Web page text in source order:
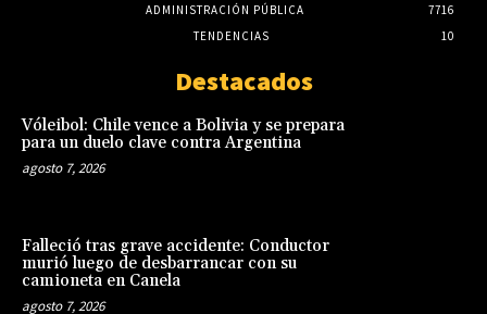
ADMINISTRACIÓN PÚBLICA
7716
TENDENCIAS
10
Destacados
Vóleibol: Chile vence a Bolivia y se prepara
para un duelo clave contra Argentina
agosto 7, 2026
Falleció tras grave accidente: Conductor
murió luego de desbarrancar con su
camioneta en Canela
agosto 7, 2026